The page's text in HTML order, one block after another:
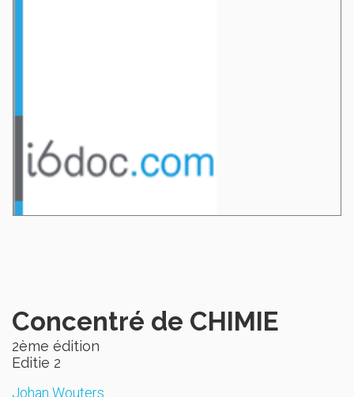
Concentré de CHIMIE
2ème édition
Editie 2
Johan Wouters